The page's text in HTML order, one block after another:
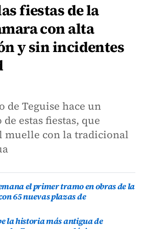
fiestas de la
con alta
y sin incidentes
de Teguise hace un
estas fiestas, que
muelle con la tradicional
el primer tramo en obras de la
65 nuevas plazas de
la historia más antigua de